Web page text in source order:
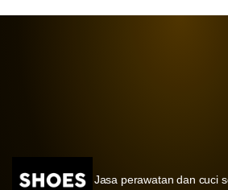
Jasa perawatan dan cuci